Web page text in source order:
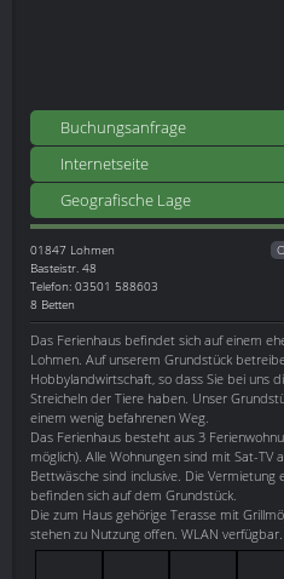
Buchungsanfrage
Internetseite
Geografische Lage
01847 Lohmen
Basteistr. 48
Telefon: 03501 588603
8 Betten
Das Ferienhaus befindet sich auf einem
Lohmen. Auf unserem Grundstück
Hobbylandwirtschaft, so dass Sie bei uns
Streicheln der Tiere haben. Unser
einem wenig befahrenen Weg.
Das Ferienhaus besteht aus 3
möglich). Alle Wohnungen sind mit Sat-
Bettwäsche sind inclusive. Die Vermietung
befinden sich auf dem Grundstück.
Die zum Haus gehörige Terasse mit
stehen zu Nutzung offen. WLAN verfügbar.